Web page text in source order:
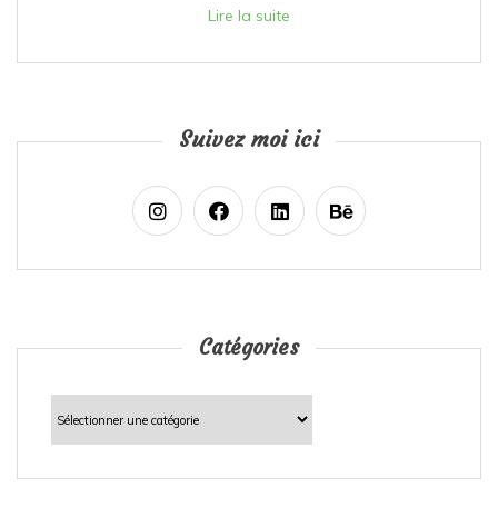
Lire la suite
Suivez moi ici
Catégories
Catégories